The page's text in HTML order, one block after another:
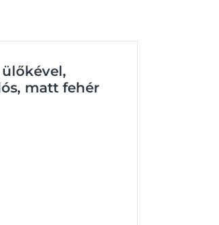
Regisztráció
matt fehér